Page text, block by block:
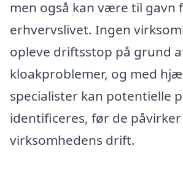
men også kan være til gavn
erhvervslivet. Ingen
opleve driftsstop på grund
kloakproblemer, og med
specialister kan potentielle
identificeres, før de påvirker
virksomhedens drift.